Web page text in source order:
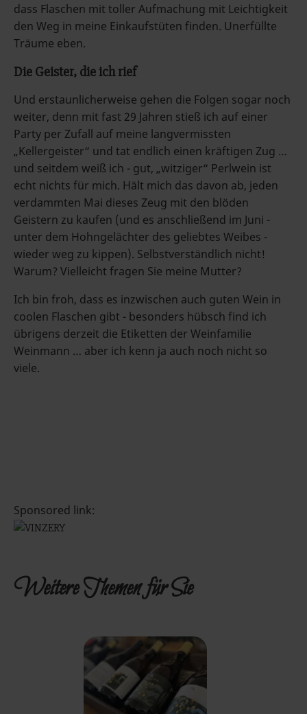
dass Flaschen mit toller Aufmachung mit Leichtigkeit
den Weg in meine Einkaufstüten finden. Unerfüllte
Träume eben.
Die Geister, die ich rief
Und erstaunlicherweise gehen die Folgen sogar noch
weiter, denn mit fast 29 Jahren stieß ich auf einer
Party per Zufall auf meine langvermissten
„Kellergeister“ und tat endlich einen kräftigen Zug …
und seitdem weiß ich - gut, „witziger“ Perlwein ist
echt nichts für mich. Hält mich das davon ab, jeden
verdammten Mai dieses Zeug mit den blöden
Geistern zu kaufen (und es anschließend im Juni -
unter dem Hohngelächter des geliebtes Weibes -
wieder weg zu kippen). Selbstverständlich nicht!
Warum? Vielleicht fragen Sie meine Mutter?
Ich bin froh, dass es inzwischen auch guten Wein in
coolen Flaschen gibt - besonders hübsch find ich
übrigens derzeit die Etiketten der Weinfamilie
Weinmann … aber ich kenn ja auch noch nicht so
viele.
Sponsored link:
Weitere Themen für Sie